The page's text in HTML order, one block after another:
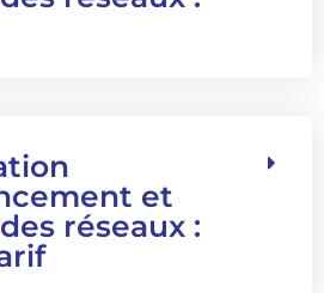
et
réseaux :